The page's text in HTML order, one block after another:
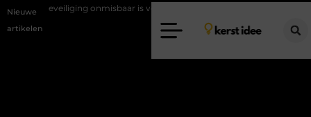
Nieuwe
artikelen
onmisbaar is voor woningen in Bunschoten